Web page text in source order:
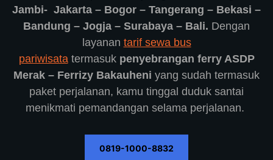
Jambi- Jakarta – Bogor – Tangerang – Bekasi –
Bandung – Jogja – Surabaya – Bali. Dengan
layanan tarif sewa bus
pariwisatatermasuk penyebrangan ferry ASDP
Merak – Ferrizy Bakauheni yang sudah termasuk
paket perjalanan, kamu tinggal duduk santai
menikmati pemandangan selama perjalanan.
0819-1000-8832